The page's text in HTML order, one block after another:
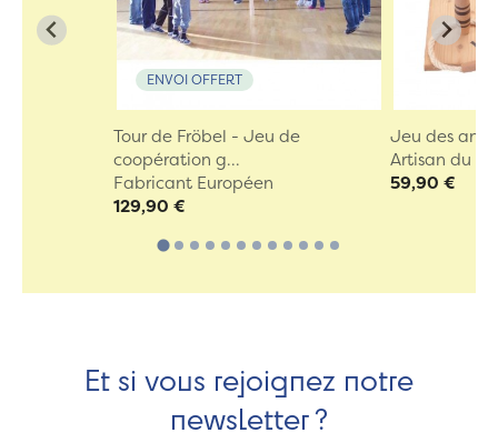
ENVOI OFFERT
Tour de Fröbel - Jeu de
coopération g...
Fabricant Européen
129,90 €
Jeu des
Artisan du
59,90 €
Et si vous rejoignez notre
newsletter ?